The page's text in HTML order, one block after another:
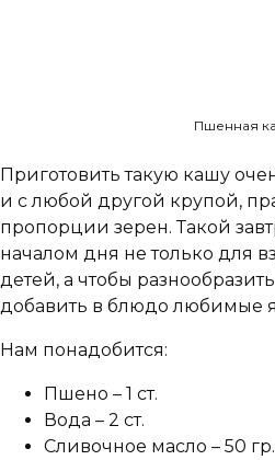
Пшенная
Приготовить такую кашу
и с любой другой крупой,
пропорции зерен. Такой
началом дня не только для
детей, а чтобы
добавить в блюдо любимые
Нам понадобится:
Пшено – 1 ст.
Вода – 2 ст.
Сливочное масло – 50 гр.